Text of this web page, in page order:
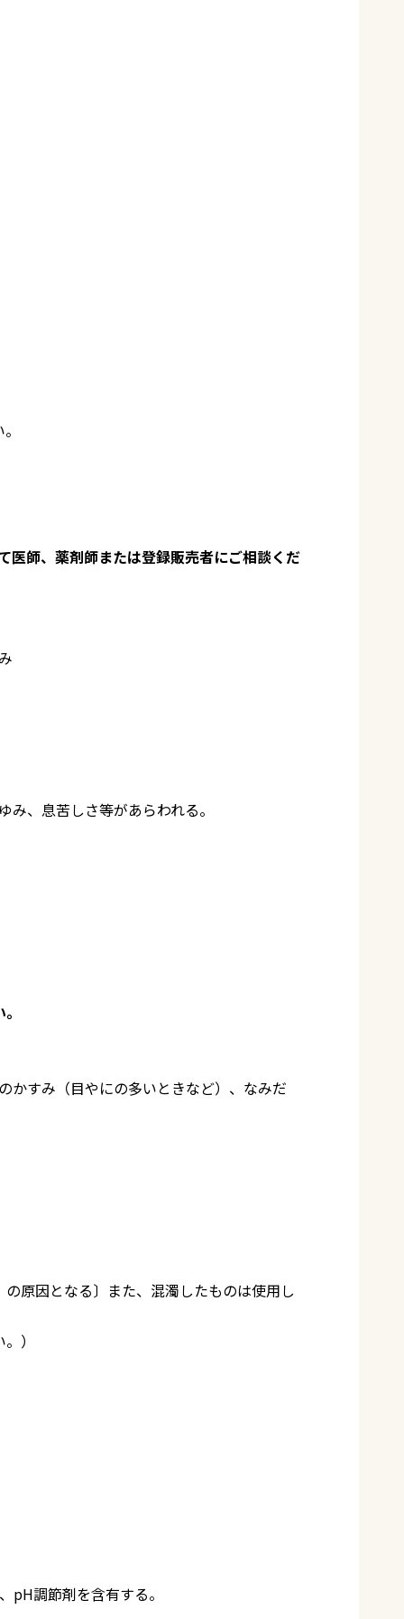
医師、薬剤師または登録販売者にご相談くだ
、息苦しさ等があらわれる。
かすみ（目やにの多いときなど）、なみだ
原因となる〕また、混濁したものは使用し
）
調節剤を含有する。